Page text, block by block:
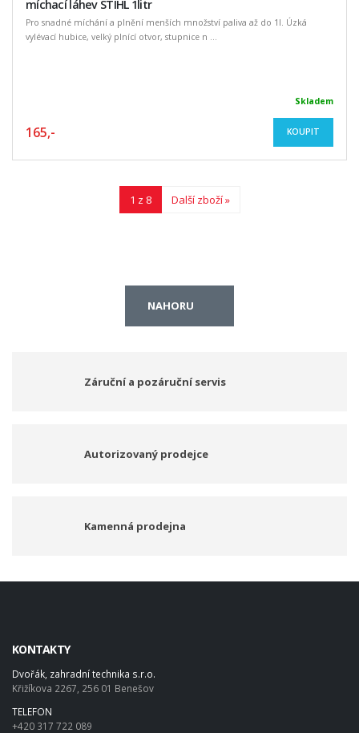
míchací láhev STIHL 1litr
Pro snadné míchání a plnění menších množství paliva až do 1l. Úzká
vylévací hubice, velký plnící otvor, stupnice n ...
Skladem
165,- KOUPIT
1 z 8 Další zboží »
NAHORU
Záruční a pozáruční servis
Autorizovaný prodejce
Kamenná prodejna
KONTAKTY
Dvořák, zahradní technika s.r.o.
Křižíkova 2267, 256 01 Benešov
TELEFON
+420 317 722 089